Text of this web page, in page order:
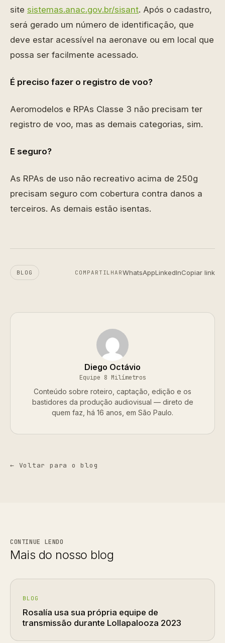
site sistemas.anac.gov.br/sisant. Após o cadastro,
será gerado um número de identificação, que
deve estar acessível na aeronave ou em local que
possa ser facilmente acessado.
É preciso fazer o registro de voo?
Aeromodelos e RPAs Classe 3 não precisam ter
registro de voo, mas as demais categorias, sim.
E seguro?
As RPAs de uso não recreativo acima de 250g
precisam seguro com cobertura contra danos a
terceiros. As demais estão isentas.
BLOG COMPARTILHARWhatsAppLinkedInCopiar link
Diego Octávio
Equipe 8 Milímetros
Conteúdo sobre roteiro, captação, edição e os
bastidores da produção audiovisual — direto de
quem faz, há 16 anos, em São Paulo.
← Voltar para o blog
CONTINUE LENDO
Mais do nosso blog
BLOG
Rosalía usa sua própria equipe de
transmissão durante Lollapalooza 2023